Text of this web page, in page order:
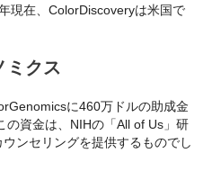
現在、ColorDiscoveryは米国で
ミクス
に460万ドルの助成金
の資金は、NIHの「All of Us」研
ンセリングを提供するものでし